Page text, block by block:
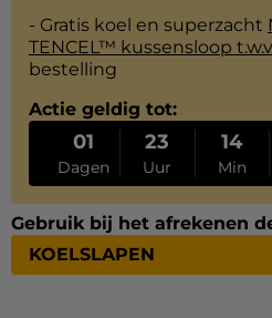
- Gratis koel en superzacht
TENCEL™ kussensloop
bestelling
Actie geldig tot:
01
Dagen
23
Uur
14
Min
Gebruik bij het afrekenen
KOELSLAPEN